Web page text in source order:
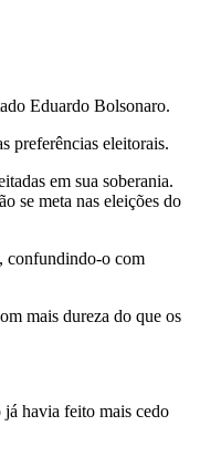
Eduardo Bolsonaro.
preferências eleitorais.
em sua soberania.
se meta nas eleições do
confundindo-o com
mais dureza do que os
já havia feito mais cedo